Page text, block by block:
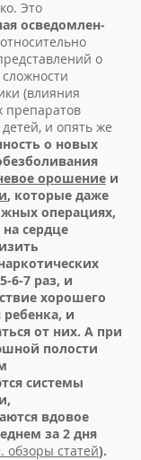
Это
осведомлен­
относительно
о
(влияния
препаратов
и опять же
о новых
орошение и
, которые даже
операциях,
сердце
6-7 раз, и
хорошего
и
от них. А при
полости
системы
вдовое
за 2 дня
обзоры статей).